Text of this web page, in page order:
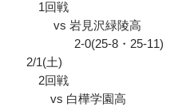
1回戦
vs 岩見沢緑陵高
2-0(25-8・25-11)
2/1(土)
2回戦
vs 白樺学園高